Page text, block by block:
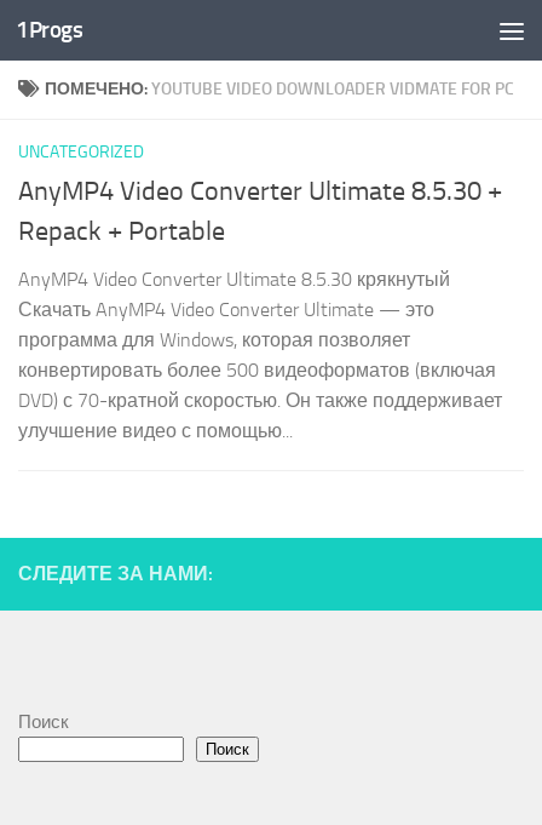
Перейти к содержимому
1Progs
ПОМЕЧЕНО:YOUTUBE VIDEO DOWNLOADER VIDMATE FOR PC
UNCATEGORIZED
AnyMP4 Video Converter Ultimate 8.5.30 +
Repack + Portable
AnyMP4 Video Converter Ultimate 8.5.30 крякнутый
Скачать AnyMP4 Video Converter Ultimate — это
программа для Windows, которая позволяет
конвертировать более 500 видеоформатов (включая
DVD) с 70-кратной скоростью. Он также поддерживает
улучшение видео с помощью...
СЛЕДИТЕ ЗА НАМИ:
Поиск
Поиск